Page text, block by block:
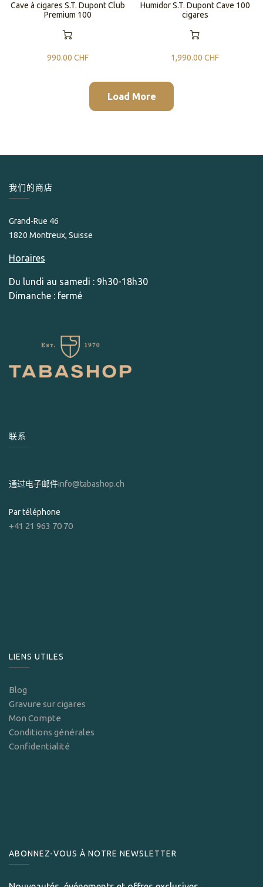
​​Cave à cigares S.T. Dupont Club
Premium 100
990.00 CHF
​​Humidor S.T. Dupont Cave 100
cigares
1,990.00 CHF
Load More
我们的商店
Grand-Rue 46
1820 Montreux, Suisse
Horaires
Du lundi au samedi : 9h30-18h30
Dimanche : fermé
联系
通过电子邮件info@tabashop.ch
Par téléphone
+41 21 963 70 70
LIENS UTILES
Blog
Gravure sur cigares
Mon Compte
Conditions générales
Confidentialité
ABONNEZ-VOUS À NOTRE NEWSLETTER